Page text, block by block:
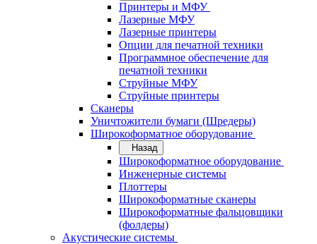
Принтеры и МФУ
Лазерные МФУ
Лазерные принтеры
Опции для печатной техники
Программное обеспечение для
печатной техники
Струйные МФУ
Струйные принтеры
Сканеры
Уничтожители бумаги (Шредеры)
Широкоформатное оборудование
Назад
Широкоформатное оборудование
Инженерные системы
Плоттеры
Широкоформатные сканеры
Широкоформатные фальцовщики
(фолдеры)
Акустические системы